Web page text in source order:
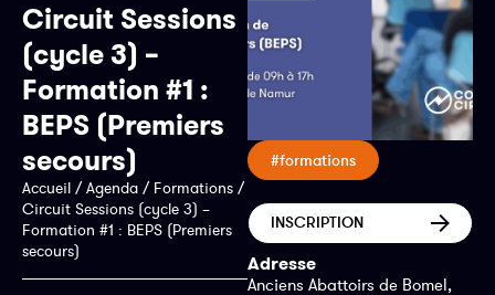
Circuit Sessions
(cycle 3) –
Formation #1 :
BEPS (Premiers
secours)
Accueil /Agenda / Formations /
Circuit Sessions (cycle 3) –
Formation #1 : BEPS (Premiers
secours)
#formations
INSCRIPTION
Adresse
Anciens Abattoirs de Bomel,